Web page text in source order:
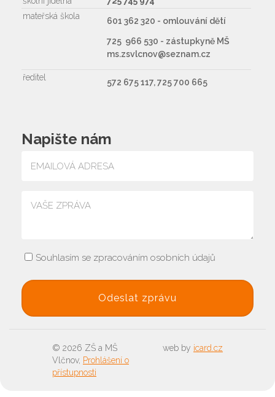
mateřská škola
601 362 320 - omlouvání dětí
725 966 530 - zástupkyně MŠ
ms.zsvlcnov@seznam.cz
ředitel 572 675 117, 725 700 665
Napište nám
Souhlasím se zpracováním osobních údajů
© 2026 ZŠ a MŠ
Vlčnov, Prohlášení o
přístupnosti
web by icard.cz